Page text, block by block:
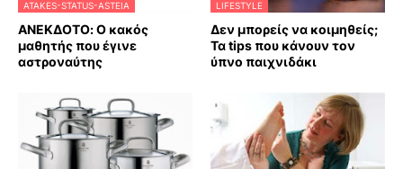
ATAKES-STATUS-ASTEIA
ΑΝΕΚΔΟΤΟ: Ο κακός
μαθητής που έγινε
αστροναύτης
LIFESTYLE
Δεν μπορείς να κοιμηθείς;
Τα tips που κάνουν τον
ύπνο παιχνιδάκι